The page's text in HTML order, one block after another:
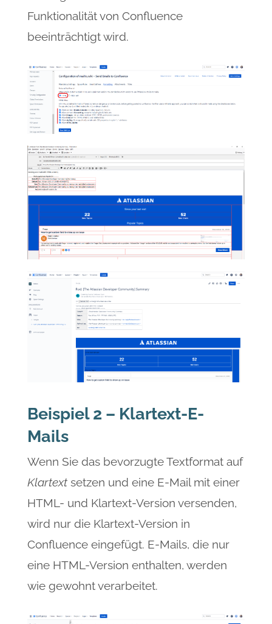
Funktionalität von Confluence
beeinträchtigt wird.
Beispiel 2 – Klartext-E-
Mails
Wenn Sie das bevorzugte Textformat auf
Klartextsetzen und eine E-Mail mit einer
HTML- und Klartext-Version versenden,
wird nur die Klartext-Version in
Confluence eingefügt. E-Mails, die nur
eine HTML-Version enthalten, werden
wie gewohnt verarbeitet.